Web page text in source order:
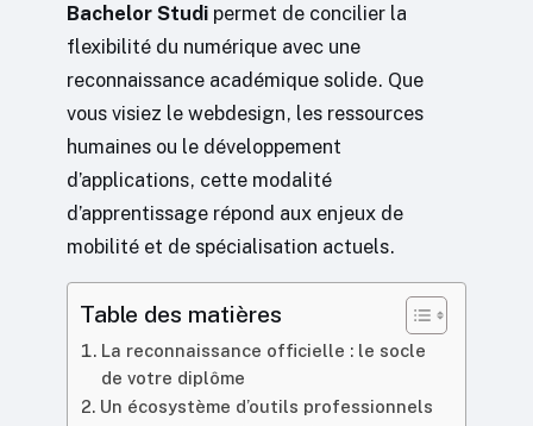
Bachelor Studi permet de concilier la
flexibilité du numérique avec une
reconnaissance académique solide. Que
vous visiez le webdesign, les ressources
humaines ou le développement
d’applications, cette modalité
d’apprentissage répond aux enjeux de
mobilité et de spécialisation actuels.
Table des matières
La reconnaissance officielle : le socle
de votre diplôme
Un écosystème d’outils professionnels